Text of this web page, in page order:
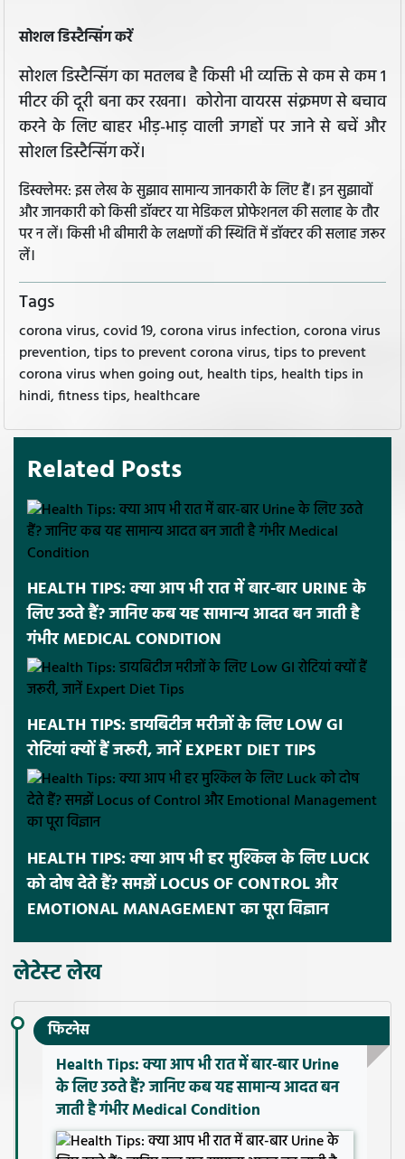
सोशल डिस्टैन्सिंग करें
सोशल डिस्टैन्सिंग का मतलब है किसी भी व्यक्ति से कम से कम 1
मीटर की दूरी बना कर रखना। कोरोना वायरस संक्रमण से बचाव
करने के लिए बाहर भीड़-भाड़ वाली जगहों पर जाने से बचें और
सोशल डिस्टैन्सिंग करें।
डिस्क्लेमर: इस लेख के सुझाव सामान्य जानकारी के लिए हैं। इन सुझावों
और जानकारी को किसी डॉक्टर या मेडिकल प्रोफेशनल की सलाह के तौर
पर न लें। किसी भी बीमारी के लक्षणों की स्थिति में डॉक्टर की सलाह जरूर
लें।
Tags
corona virus, covid 19, corona virus infection, corona virus
prevention, tips to prevent corona virus, tips to prevent
corona virus when going out, health tips, health tips in
hindi, fitness tips, healthcare
Related Posts
HEALTH TIPS: क्या आप भी रात में बार-बार URINE के
लिए उठते हैं? जानिए कब यह सामान्य आदत बन जाती है
गंभीर MEDICAL CONDITION
HEALTH TIPS: डायबिटीज मरीजों के लिए LOW GI
रोटियां क्यों हैं जरूरी, जानें EXPERT DIET TIPS
HEALTH TIPS: क्या आप भी हर मुश्किल के लिए LUCK
को दोष देते हैं? समझें LOCUS OF CONTROL और
EMOTIONAL MANAGEMENT का पूरा विज्ञान
लेटेस्ट लेख
फिटनेस
Health Tips: क्या आप भी रात में बार-बार Urine
के लिए उठते हैं? जानिए कब यह सामान्य आदत बन
जाती है गंभीर Medical Condition